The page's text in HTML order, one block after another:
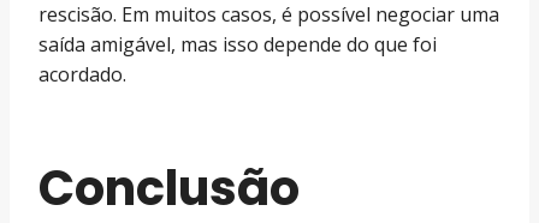
rescisão. Em muitos casos, é possível negociar uma
saída amigável, mas isso depende do que foi
acordado.
Conclusão